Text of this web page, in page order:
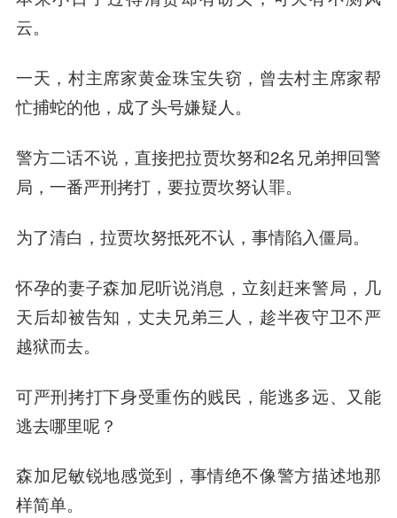
云。
一天，村主席家黄金珠宝失窃，曾去村主席家帮
忙捕蛇的他，成了头号嫌疑人。
警方二话不说，直接把拉贾坎努和2名兄弟押回警
局，一番严刑拷打，要拉贾坎努认罪。
为了清白，拉贾坎努抵死不认，事情陷入僵局。
怀孕的妻子森加尼听说消息，立刻赶来警局，几
天后却被告知，丈夫兄弟三人，趁半夜守卫不严
越狱而去。
可严刑拷打下身受重伤的贱民，能逃多远、又能
逃去哪里呢？
森加尼敏锐地感觉到，事情绝不像警方描述地那
样简单。